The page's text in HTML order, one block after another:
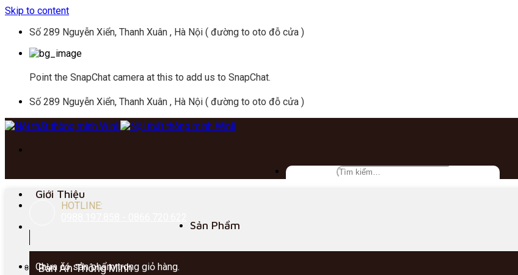
Skip to content
Số 289 Nguyễn Xiển, Thanh Xuân , Hà Nội ( đường to oto đỗ cửa )
Point the SnapChat camera at this to add us to SnapChat.
Số 289 Nguyễn Xiển, Thanh Xuân , Hà Nội ( đường to oto đỗ cửa )
HOTLINE:
Chưa có sản phẩm trong giỏ hàng.
Giới Thiệu
Sản Phẩm
Bàn Ăn Thông Minh